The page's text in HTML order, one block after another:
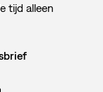
tijd alleen